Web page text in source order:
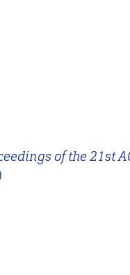
of the 21st